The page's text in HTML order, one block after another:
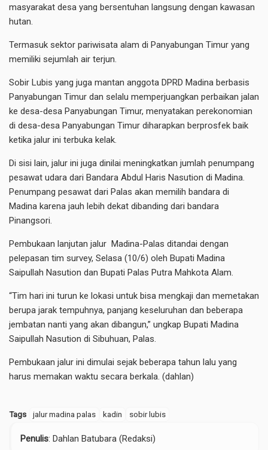
masyarakat desa yang bersentuhan langsung dengan kawasan
hutan.
Termasuk sektor pariwisata alam di Panyabungan Timur yang
memiliki sejumlah air terjun.
Sobir Lubis yang juga mantan anggota DPRD Madina berbasis
Panyabungan Timur dan selalu memperjuangkan perbaikan jalan
ke desa-desa Panyabungan Timur, menyatakan perekonomian
di desa-desa Panyabungan Timur diharapkan berprosfek baik
ketika jalur ini terbuka kelak.
Di sisi lain, jalur ini juga dinilai meningkatkan jumlah penumpang
pesawat udara dari Bandara Abdul Haris Nasution di Madina.
Penumpang pesawat dari Palas akan memilih bandara di
Madina karena jauh lebih dekat dibanding dari bandara
Pinangsori.
Pembukaan lanjutan jalur Madina-Palas ditandai dengan
pelepasan tim survey, Selasa (10/6) oleh Bupati Madina
Saipullah Nasution dan Bupati Palas Putra Mahkota Alam.
“Tim hari ini turun ke lokasi untuk bisa mengkaji dan memetakan
berupa jarak tempuhnya, panjang keseluruhan dan beberapa
jembatan nanti yang akan dibangun,” ungkap Bupati Madina
Saipullah Nasution di Sibuhuan, Palas.
Pembukaan jalur ini dimulai sejak beberapa tahun lalu yang
harus memakan waktu secara berkala. (dahlan)
Tags jalur madina palas kadin sobir lubis
Penulis: Dahlan Batubara (Redaksi)